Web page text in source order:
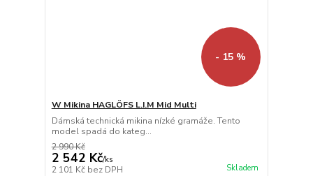
- 15 %
W Mikina HAGLÖFS L.I.M Mid Multi
Dámská technická mikina nízké gramáže. Tento
model spadá do kateg...
2 990 Kč
2 542 Kč/ks
2 101 Kč bez DPH Skladem